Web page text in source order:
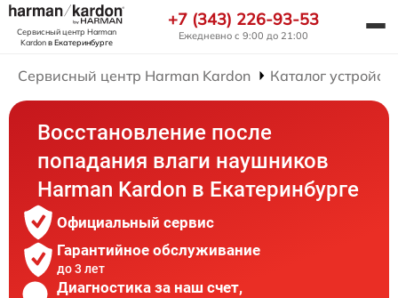
Сервисный центр Harman
Kardonв Екатеринбурге
+7 (343) 226-93-53
Ежедневно с 9:00 до 21:00
Сервисный центр Harman Kardon Каталог устройств
Восстановление после
попадания влаги наушников
Harman Kardon в Екатеринбурге
Официальный сервис
Гарантийное обслуживание
до 3 лет
Диагностика за наш счет,